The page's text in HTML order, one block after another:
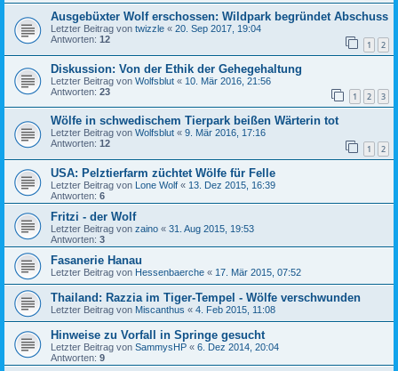
Ausgebüxter Wolf erschossen: Wildpark begründet Abschuss
Letzter Beitrag von twizzle « 20. Sep 2017, 19:04
Antworten: 12 1 2
Diskussion: Von der Ethik der Gehegehaltung
Letzter Beitrag von Wolfsblut « 10. Mär 2016, 21:56
Antworten: 23 1 2 3
Wölfe in schwedischem Tierpark beißen Wärterin tot
Letzter Beitrag von Wolfsblut « 9. Mär 2016, 17:16
Antworten: 12 1 2
USA: Pelztierfarm züchtet Wölfe für Felle
Letzter Beitrag von Lone Wolf « 13. Dez 2015, 16:39
Antworten: 6
Fritzi - der Wolf
Letzter Beitrag von zaino « 31. Aug 2015, 19:53
Antworten: 3
Fasanerie Hanau
Letzter Beitrag von Hessenbaerche « 17. Mär 2015, 07:52
Thailand: Razzia im Tiger-Tempel - Wölfe verschwunden
Letzter Beitrag von Miscanthus « 4. Feb 2015, 11:08
Hinweise zu Vorfall in Springe gesucht
Letzter Beitrag von SammysHP « 6. Dez 2014, 20:04
Antworten: 9